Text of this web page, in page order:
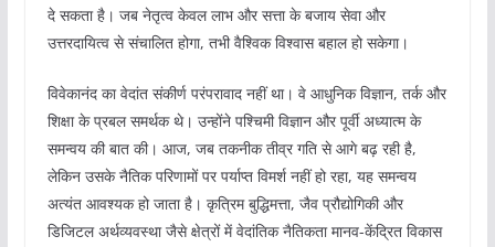
दे सकता है। जब नेतृत्व केवल लाभ और सत्ता के बजाय सेवा और
उत्तरदायित्व से संचालित होगा, तभी वैश्विक विश्वास बहाल हो सकेगा।
विवेकानंद का वेदांत संकीर्ण परंपरावाद नहीं था। वे आधुनिक विज्ञान, तर्क और
शिक्षा के प्रबल समर्थक थे। उन्होंने पश्चिमी विज्ञान और पूर्वी अध्यात्म के
समन्वय की बात की। आज, जब तकनीक तीव्र गति से आगे बढ़ रही है,
लेकिन उसके नैतिक परिणामों पर पर्याप्त विमर्श नहीं हो रहा, यह समन्वय
अत्यंत आवश्यक हो जाता है। कृत्रिम बुद्धिमत्ता, जैव प्रौद्योगिकी और
डिजिटल अर्थव्यवस्था जैसे क्षेत्रों में वेदांतिक नैतिकता मानव-केंद्रित विकास